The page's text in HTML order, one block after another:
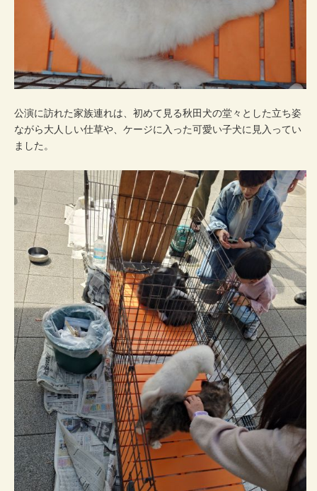
公演に訪れた家族連れは、初めて見る秋田犬の堂々とした立ち姿
ながら大人しい仕草や、ケージに入った可愛い子犬に見入ってい
ました。